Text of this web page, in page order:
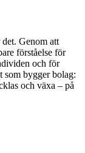
Genom att
förståelse för
och för
som bygger bolag:
och växa – på